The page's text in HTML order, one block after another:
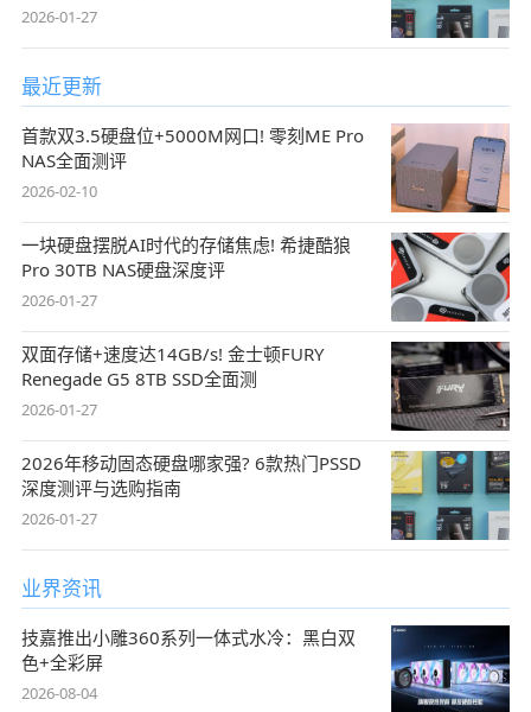
2026-01-27
最近更新
首款双3.5硬盘位+5000M网口! 零刻ME Pro
NAS全面测评
2026-02-10
一块硬盘摆脱AI时代的存储焦虑! 希捷酷狼
Pro 30TB NAS硬盘深度评
2026-01-27
双面存储+速度达14GB/s! 金士顿FURY
Renegade G5 8TB SSD全面测
2026-01-27
2026年移动固态硬盘哪家强? 6款热门PSSD
深度测评与选购指南
2026-01-27
业界资讯
技嘉推出小雕360系列一体式水冷：黑白双
色+全彩屏
2026-08-04